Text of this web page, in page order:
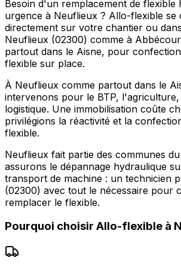
Besoin d'un remplacement de flexible
urgence à Neuflieux ? Allo-flexible se
directement sur votre chantier ou
Neuflieux (02300) comme à
partout dans le Aisne, pour
flexible sur place.
À Neuflieux comme partout dans le
intervenons pour le BTP,
logistique. Une immobilisation coûte
privilégions la réactivité et la
flexible.
Neuflieux fait partie des communes
assurons le dépannage hydraulique
transport de machine : un technicien
(02300) avec tout le nécessaire pour
remplacer le flexible.
Pourquoi choisir Allo-flexible à